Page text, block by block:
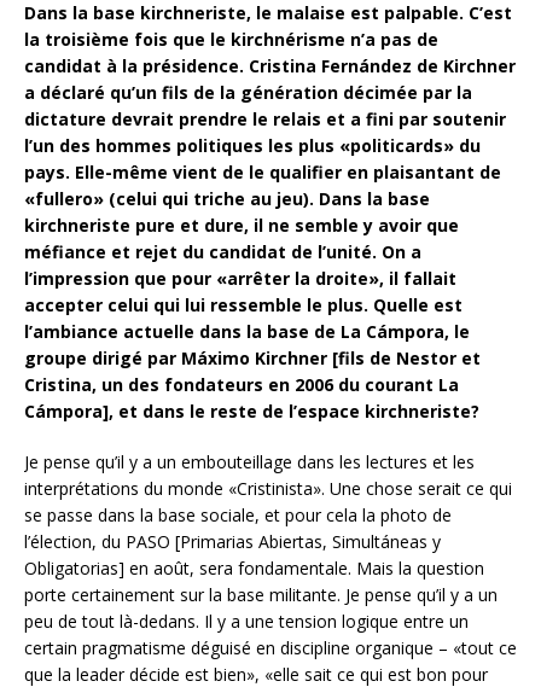
Dans la base kirchneriste, le malaise est palpable. C’est
la troisième fois que le kirchnérisme n’a pas de
candidat à la présidence. Cristina Fernández de Kirchner
a déclaré qu’un fils de la génération décimée par la
dictature devrait prendre le relais et a fini par soutenir
l’un des hommes politiques les plus «politicards» du
pays. Elle-même vient de le qualifier en plaisantant de
«fullero» (celui qui triche au jeu). Dans la base
kirchneriste pure et dure, il ne semble y avoir que
méfiance et rejet du candidat de l’unité. On a
l’impression que pour «arrêter la droite», il fallait
accepter celui qui lui ressemble le plus. Quelle est
l’ambiance actuelle dans la base de La Cámpora, le
groupe dirigé par Máximo Kirchner [fils de Nestor et
Cristina, un des fondateurs en 2006 du courant La
Cámpora], et dans le reste de l’espace kirchneriste?
Je pense qu’il y a un embouteillage dans les lectures et les
interprétations du monde «Cristinista». Une chose serait ce qui
se passe dans la base sociale, et pour cela la photo de
l’élection, du PASO [Primarias Abiertas, Simultáneas y
Obligatorias] en août, sera fondamentale. Mais la question
porte certainement sur la base militante. Je pense qu’il y a un
peu de tout là-dedans. Il y a une tension logique entre un
certain pragmatisme déguisé en discipline organique – «tout ce
que la leader décide est bien», «elle sait ce qui est bon pour